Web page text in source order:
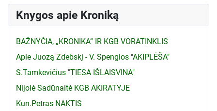
Knygos apie Kroniką
BAŽNYČIA, „KRONIKA“ IR KGB VORATINKLIS
Apie Juozą Zdebskį - V. Spenglos "AKIPLĖŠA"
S.Tamkevičius "TIESA IŠLAISVINA"
Nijolė Sadūnaitė KGB AKIRATYJE
Kun.Petras NAKTIS